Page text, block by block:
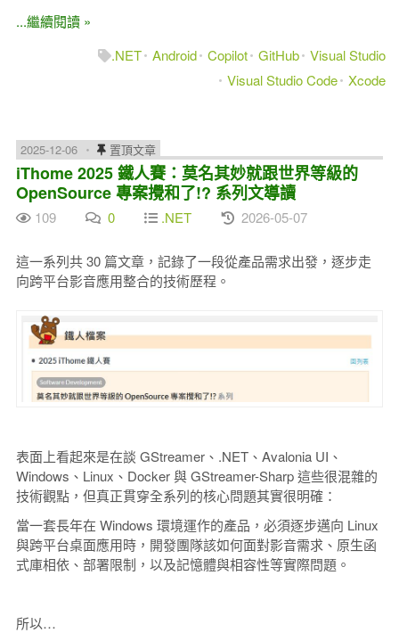
...繼續閱讀 »
.NET Android Copilot GitHub Visual Studio
Visual Studio Code Xcode
2025-12-06 置頂文章
iThome 2025 鐵人賽：莫名其妙就跟世界等級的
OpenSource 專案攪和了!? 系列文導讀
109 0 .NET 2026-05-07
這一系列共 30 篇文章，記錄了一段從產品需求出發，逐步走
向跨平台影音應用整合的技術歷程。
表面上看起來是在談 GStreamer、.NET、Avalonia UI、
Windows、Linux、Docker 與 GStreamer-Sharp 這些很混雜的
技術觀點，但真正貫穿全系列的核心問題其實很明確：
當一套長年在 Windows 環境運作的產品，必須逐步邁向 Linux
與跨平台桌面應用時，開發團隊該如何面對影音需求、原生函
式庫相依、部署限制，以及記憶體與相容性等實際問題。
所以…